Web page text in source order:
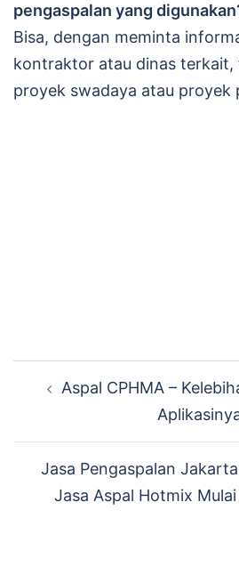
pengaspalan yang
Bisa, dengan meminta
kontraktor atau dinas terkait,
proyek swadaya atau proyek
TulisanAspal CPHMA –
Jasa Pengaspalan
Jasa Aspal Hotmix